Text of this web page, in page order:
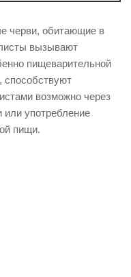
черви, обитающие в
вызывают
пищеварительной
способствуют
возможно через
употребление
пищи.